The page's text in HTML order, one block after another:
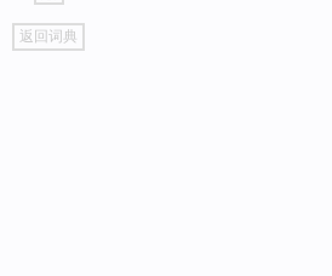
go
top
返回词典